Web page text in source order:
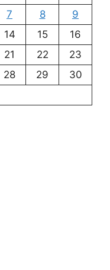
7 8
9
14 15
16
21 22
23
28 29
30